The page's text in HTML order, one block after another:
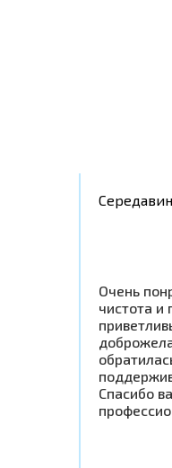
Очень
чистота и
Спасибо